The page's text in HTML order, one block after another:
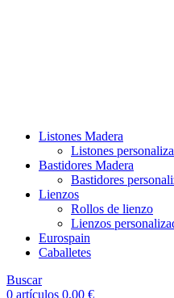
Listones Madera
Listones
Bastidores Madera
Bastidores
Lienzos
Rollos de lienzo
Lienzos
Eurospain
Caballetes
Buscar
0 artículos 0,00 €